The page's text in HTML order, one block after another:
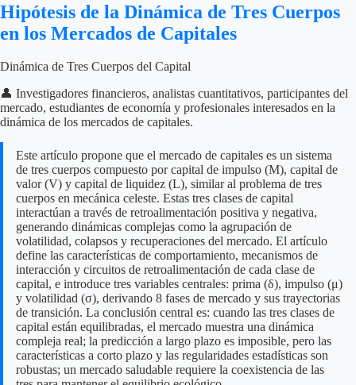
Hipótesis de la Dinámica de Tres Cuerpos
en los Mercados de Capitales
Dinámica de Tres Cuerpos del Capital
👤 Investigadores financieros, analistas cuantitativos, participantes del
mercado, estudiantes de economía y profesionales interesados en la
dinámica de los mercados de capitales.
Este artículo propone que el mercado de capitales es un sistema
de tres cuerpos compuesto por capital de impulso (M), capital de
valor (V) y capital de liquidez (L), similar al problema de tres
cuerpos en mecánica celeste. Estas tres clases de capital
interactúan a través de retroalimentación positiva y negativa,
generando dinámicas complejas como la agrupación de
volatilidad, colapsos y recuperaciones del mercado. El artículo
define las características de comportamiento, mecanismos de
interacción y circuitos de retroalimentación de cada clase de
capital, e introduce tres variables centrales: prima (δ), impulso (μ)
y volatilidad (σ), derivando 8 fases de mercado y sus trayectorias
de transición. La conclusión central es: cuando las tres clases de
capital están equilibradas, el mercado muestra una dinámica
compleja real; la predicción a largo plazo es imposible, pero las
características a corto plazo y las regularidades estadísticas son
robustas; un mercado saludable requiere la coexistencia de las